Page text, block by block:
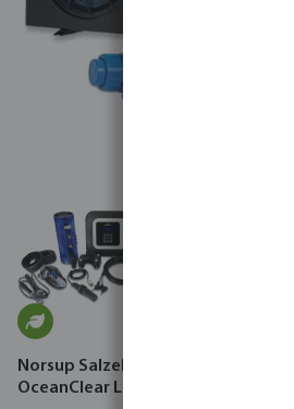
Norsup Salzelektrolyse Typ
OceanClear LS